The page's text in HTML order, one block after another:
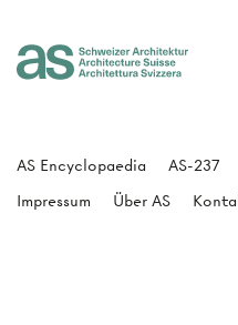
AS Encyclopaedia AS-237
Impressum
Über AS